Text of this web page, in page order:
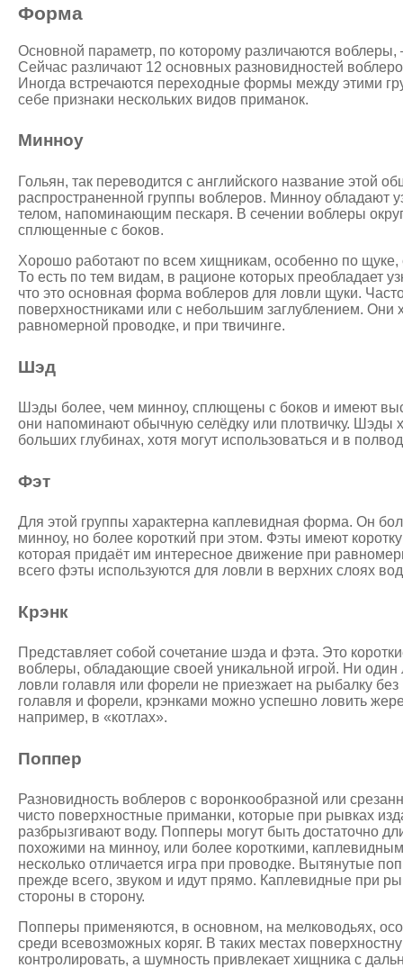
Форма
Основной параметр, по которому различаются
Сейчас различают 12 основных разновидностей
Иногда встречаются переходные формы между этими
себе признаки нескольких видов приманок.
Минноу
Гольян, так переводится с английского название этой
распространенной группы воблеров. Минноу обладают
телом, напоминающим пескаря. В сечении воблеры
сплющенные с боков.
Хорошо работают по всем хищникам, особенно по щуке,
То есть по тем видам, в рационе которых преобладает
что это основная форма воблеров для ловли щуки.
поверхностниками или с небольшим заглублением. Они
равномерной проводке, и при твичинге.
Шэд
Шэды более, чем минноу, сплющены с боков и имеют
они напоминают обычную селёдку или плотвичку. Шэды
больших глубинах, хотя могут использоваться и в
Фэт
Для этой группы характерна каплевидная форма. Он
минноу, но более короткий при этом. Фэты имеют
которая придаёт им интересное движение при
всего фэты используются для ловли в верхних слоях
Крэнк
Представляет собой сочетание шэда и фэта. Это
воблеры, обладающие своей уникальной игрой. Ни один
ловли голавля или форели не приезжает на рыбалку
голавля и форели, крэнками можно успешно ловить
например, в «котлах».
Поппер
Разновидность воблеров с воронкообразной или
чисто поверхностные приманки, которые при рывках
разбрызгивают воду. Попперы могут быть достаточно
похожими на минноу, или более короткими,
несколько отличается игра при проводке. Вытянутые
прежде всего, звуком и идут прямо. Каплевидные при
стороны в сторону.
Попперы применяются, в основном, на мелководьях,
среди всевозможных коряг. В таких местах
контролировать, а шумность привлекает хищника с